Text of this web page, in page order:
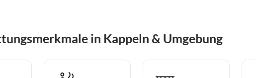
in Kappeln & Umgebung